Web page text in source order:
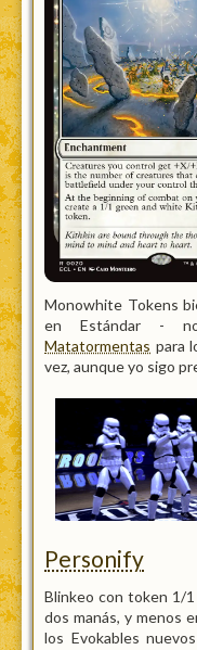
Monowhite Tokens
en Estándar -
Matatormentas para
vez, aunque yo sigo
Personify
Blinkeo con token 1/
dos manás, y menos
los Evokables